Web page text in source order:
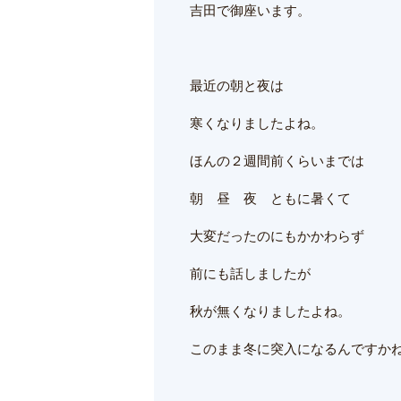
吉田で御座います。
最近の朝と夜は
寒くなりましたよね。
ほんの２週間前くらいまでは
朝 昼 夜 ともに暑くて
大変だったのにもかかわらず
前にも話しましたが
秋が無くなりましたよね。
このまま冬に突入になるんですか